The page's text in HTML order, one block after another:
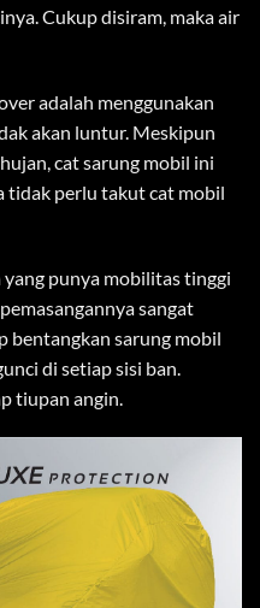
Cukup disiram, maka air
adalah menggunakan
akan luntur. Meskipun
cat sarung mobil ini
tidak perlu takut cat mobil
punya mobilitas tinggi
sangat
bentangkan sarung mobil
di setiap sisi ban.
tiupan angin.